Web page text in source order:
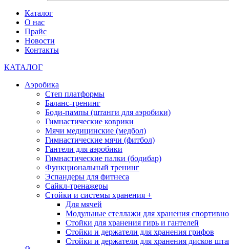
Каталог
О нас
Прайс
Новости
Контакты
КАТАЛОГ
Аэробика
Степ платформы
Баланс-тренинг
Боди-пампы (штанги для аэробики)
Гимнастические коврики
Мячи медицинские (медбол)
Гимнастические мячи (фитбол)
Гантели для аэробики
Гимнастические палки (бодибар)
Функциональный тренинг
Эспандеры для фитнеса
Сайкл-тренажеры
Стойки и системы хранения +
Для мячей
Модульные стеллажи для хранения
Стойки для хранения гирь и гантелей
Стойки и держатели для хранения грифов
Стойки и держатели для хранения дисков